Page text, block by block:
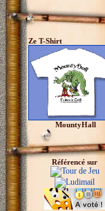
Ze T-Shirt
MountyHall
Référencé sur